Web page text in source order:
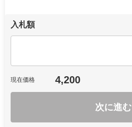
入札額
現在価格 4,200
次に進む